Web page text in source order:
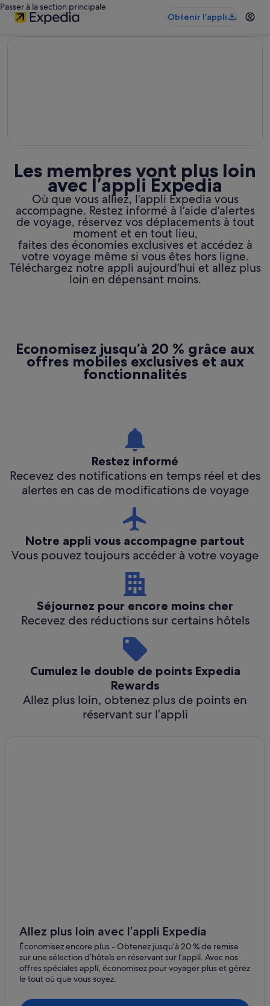
Passer à la section principale
Obtenir l’appli
Les membres vont plus loin
avec l’appli Expedia
Où que vous alliez, l’appli Expedia vous
accompagne. Restez informé à l’aide d’alertes
de voyage, réservez vos déplacements à tout
moment et en tout lieu,
faites des économies exclusives et accédez à
votre voyage même si vous êtes hors ligne.
Téléchargez notre appli aujourd’hui et allez plus
loin en dépensant moins.
Économisez jusqu’à 20 % grâce aux
offres mobiles exclusives et aux
fonctionnalités
Restez informé
Recevez des notifications en temps réel et des
alertes en cas de modifications de voyage
Notre appli vous accompagne partout
Vous pouvez toujours accéder à votre voyage
Séjournez pour encore moins cher
Recevez des réductions sur certains hôtels
Cumulez le double de points Expedia
Rewards
Allez plus loin, obtenez plus de points en
réservant sur l’appli
Allez plus loin avec l’appli Expedia
Économisez encore plus - Obtenez jusqu’à 20 % de remise
sur une sélection d’hôtels en réservant sur l’appli. Avec nos
offres spéciales appli, économisez pour voyager plus et gérez
le tout où que vous soyez.